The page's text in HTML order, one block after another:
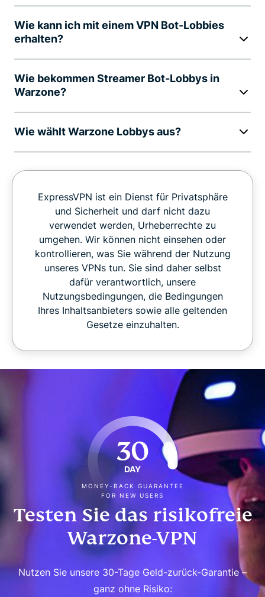
Wie kann ich mit einem VPN Bot-Lobbies
erhalten?
Wie bekommen Streamer Bot-Lobbys in
Warzone?
Wie wählt Warzone Lobbys aus?
ExpressVPN ist ein Dienst für Privatsphäre
und Sicherheit und darf nicht dazu
verwendet werden, Urheberrechte zu
umgehen. Wir können nicht einsehen oder
kontrollieren, was Sie während der Nutzung
unseres VPNs tun. Sie sind daher selbst
dafür verantwortlich, unsere
Nutzungsbedingungen, die Bedingungen
Ihres Inhaltsanbieters sowie alle geltenden
Gesetze einzuhalten.
30
DAY
MONEY-BACK GUARANTEE
FOR NEW USERS
Testen Sie das risikofreie
Warzone-VPN
Nutzen Sie unsere 30-Tage Geld-zurück-Garantie –
ganz ohne Risiko: